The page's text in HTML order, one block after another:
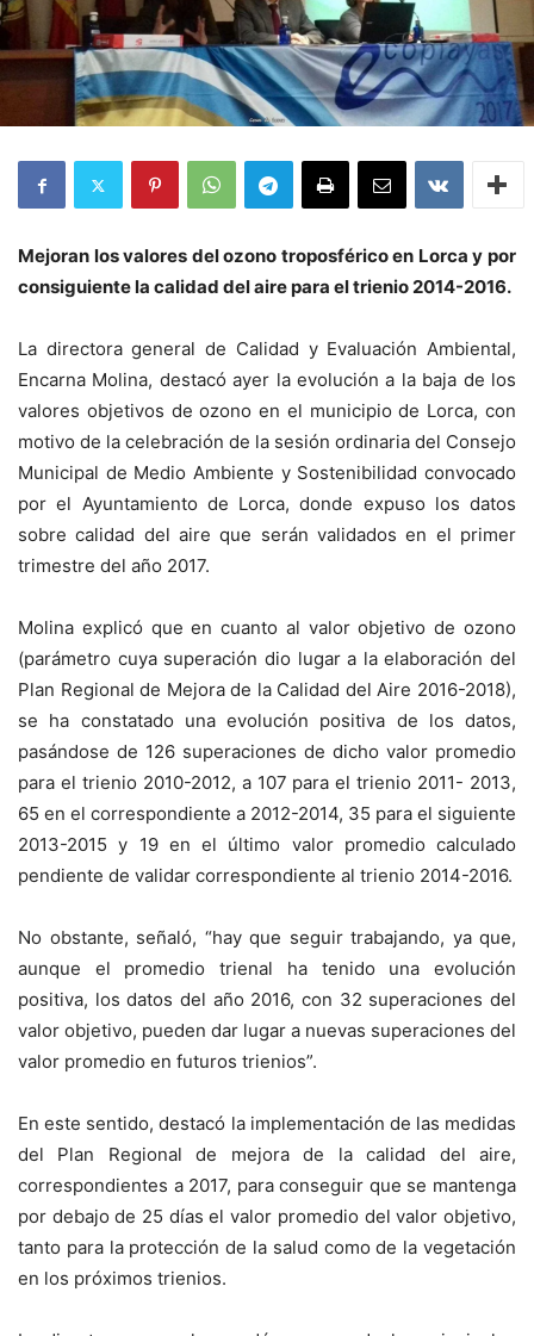
Mejoran los valores del ozono troposférico en Lorca y por
consiguiente la calidad del aire para el trienio 2014-2016.
La directora general de Calidad y Evaluación Ambiental,
Encarna Molina, destacó ayer la evolución a la baja de los
valores objetivos de ozono en el municipio de Lorca, con
motivo de la celebración de la sesión ordinaria del Consejo
Municipal de Medio Ambiente y Sostenibilidad convocado
por el Ayuntamiento de Lorca, donde expuso los datos
sobre calidad del aire que serán validados en el primer
trimestre del año 2017.
Molina explicó que en cuanto al valor objetivo de ozono
(parámetro cuya superación dio lugar a la elaboración del
Plan Regional de Mejora de la Calidad del Aire 2016-2018),
se ha constatado una evolución positiva de los datos,
pasándose de 126 superaciones de dicho valor promedio
para el trienio 2010-2012, a 107 para el trienio 2011- 2013,
65 en el correspondiente a 2012-2014, 35 para el siguiente
2013-2015 y 19 en el último valor promedio calculado
pendiente de validar correspondiente al trienio 2014-2016.
No obstante, señaló, “hay que seguir trabajando, ya que,
aunque el promedio trienal ha tenido una evolución
positiva, los datos del año 2016, con 32 superaciones del
valor objetivo, pueden dar lugar a nuevas superaciones del
valor promedio en futuros trienios”.
En este sentido, destacó la implementación de las medidas
del Plan Regional de mejora de la calidad del aire,
correspondientes a 2017, para conseguir que se mantenga
por debajo de 25 días el valor promedio del valor objetivo,
tanto para la protección de la salud como de la vegetación
en los próximos trienios.